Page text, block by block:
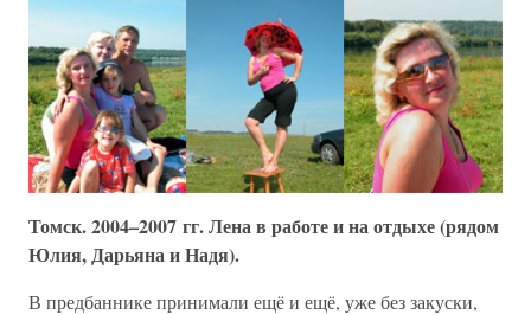
Томск. 2004–2007 гг. Лена в работе и на отдыхе (рядом
Юлия, Дарьяна и Надя).
В предбаннике принимали ещё и ещё, уже без закуски,